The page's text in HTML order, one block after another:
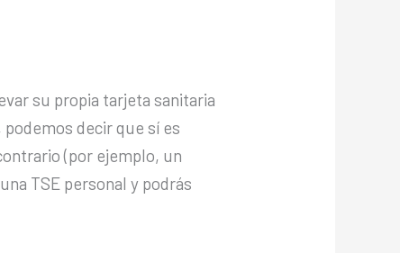
su propia tarjeta sanitaria
decir que sí es
(por ejemplo, un
TSE personal y podrás